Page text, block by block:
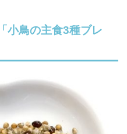
鳥の主食3種ブレ